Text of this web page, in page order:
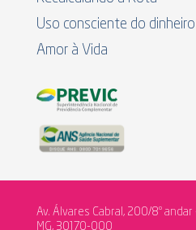
Uso consciente do dinheiro
Amor à Vida
Av. Álvares Cabral, 200/8º
MG, 30170-000